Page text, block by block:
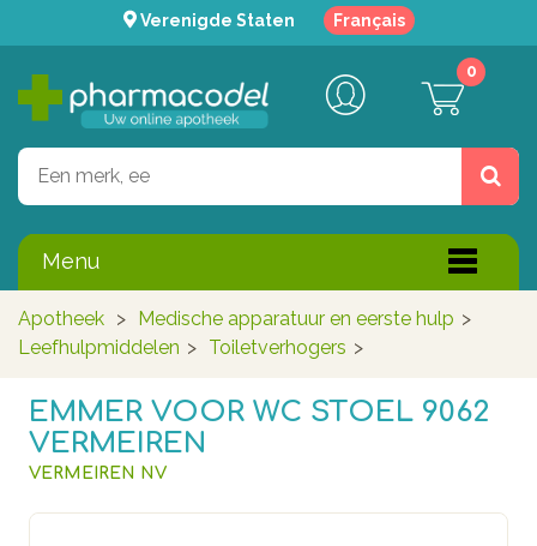
Verenigde Staten Français
0
Menu
Apotheek > Medische apparatuur en eerste hulp >
Leefhulpmiddelen > Toiletverhogers >
EMMER VOOR WC STOEL 9062
VERMEIREN
VERMEIREN NV